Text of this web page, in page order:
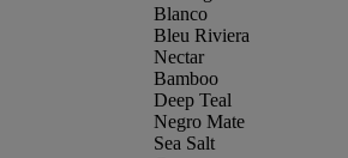
Blanco
Bleu Riviera
Nectar
Bamboo
Deep Teal
Negro Mate
Sea Salt